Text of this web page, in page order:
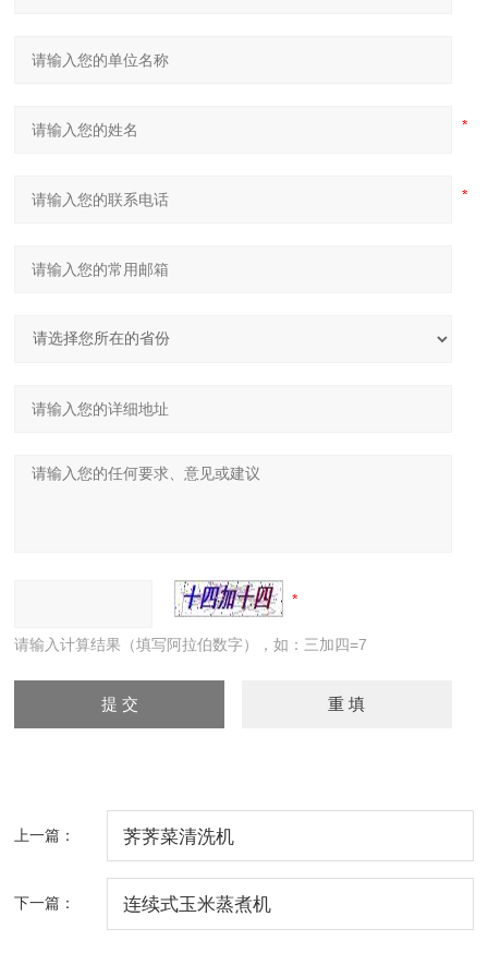
请输入计算结果（填写阿拉伯数字），如：三加四=7
上一篇： 荠荠菜清洗机
下一篇： 连续式玉米蒸煮机